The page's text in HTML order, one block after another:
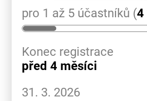
pro 1 až 5 účastníků (4
Konec registrace
před 4 měsíci
31. 3. 2026